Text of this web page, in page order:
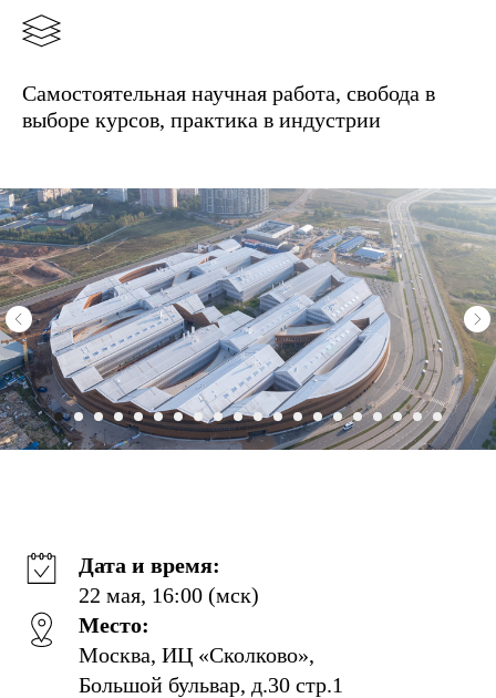
Самостоятельная научная работа, свобода в
выборе курсов, практика в индустрии
Дата и время:
22 мая, 16:00 (мск)
Место:
Москва, ИЦ «Сколково»,
Большой бульвар, д.30 стр.1